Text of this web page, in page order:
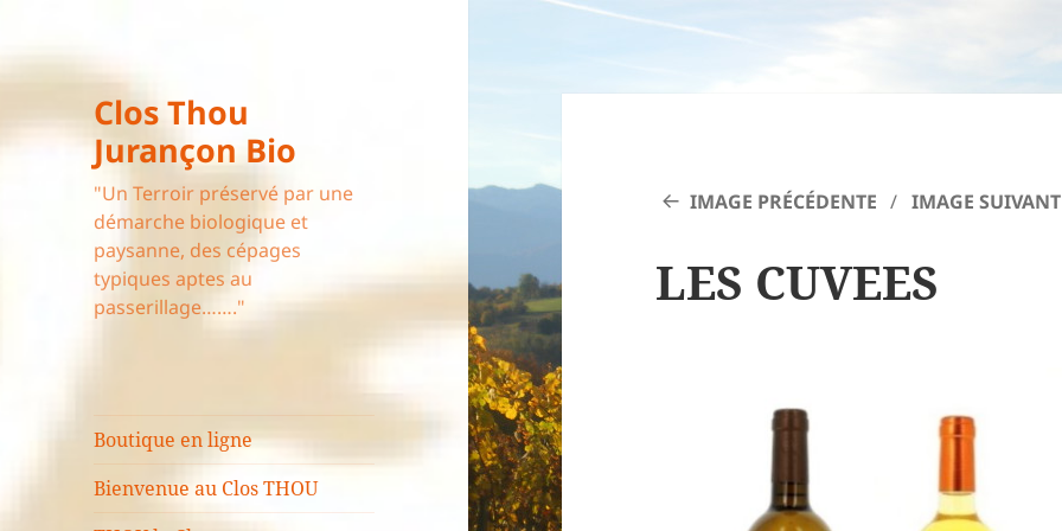
Clos Thou
Jurançon Bio
"Un Terroir préservé par une
démarche biologique et
paysanne, des cépages
typiques aptes au
passerillage……."
Boutique en ligne
Bienvenue au Clos THOU
IMAGE PRÉCÉDENTE IMAGE
LES CUVEES